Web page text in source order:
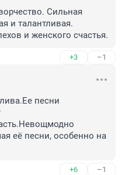
Сильная
и талантливая.
и женского счастья.
+3 –1
песни
её песни, особенно на
+6 –1